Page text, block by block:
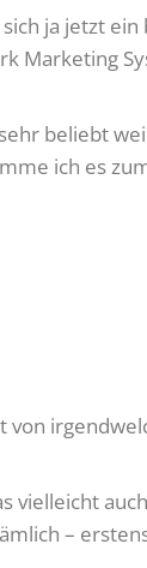
ja jetzt
Marketing
beliebt
ich es
von
vielleicht
–